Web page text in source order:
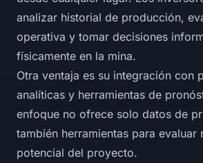
analizar historial de producción,
operativa y tomar decisiones
físicamente en la mina.
Otra ventaja es su integración con
analíticas y herramientas de
enfoque no ofrece solo datos de
también herramientas para evaluar
potencial del proyecto.